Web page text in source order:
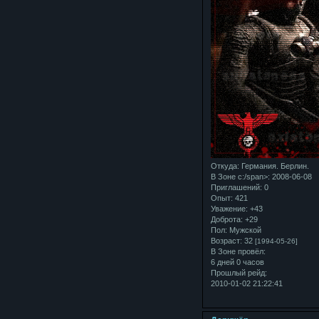
Откуда: Германия. Берлин.
В Зоне с:/span>: 2008-06-08
Приглашений: 0
Опыт: 421
Уважение: +43
Доброта: +29
Пол: Мужской
Возраст: 32 [1994-05-26]
В Зоне провёл:
6 дней 0 часов
Прошлый рейд:
2010-01-02 21:22:41